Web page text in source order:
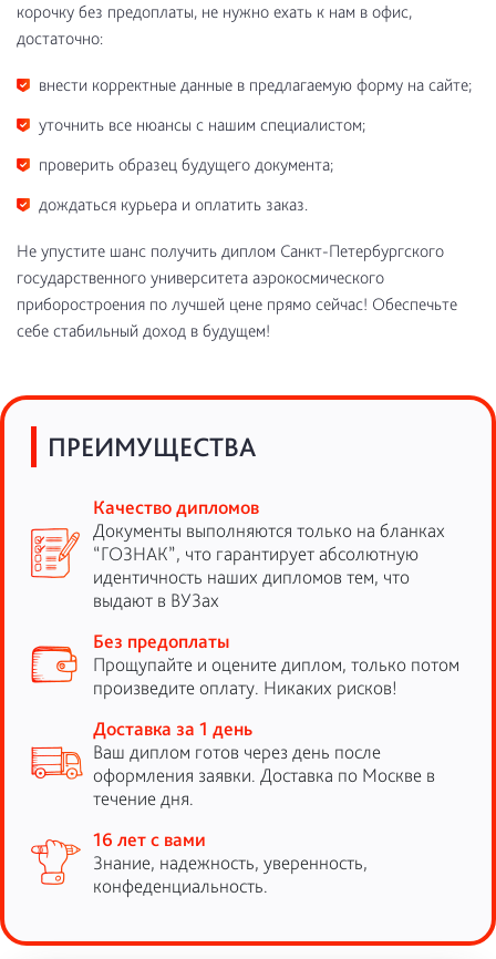
корочку без предоплаты, не нужно ехать к нам в офис,
достаточно:
внести корректные данные в предлагаемую форму на сайте;
уточнить все нюансы с нашим специалистом;
проверить образец будущего документа;
дождаться курьера и оплатить заказ.
Не упустите шанс получить диплом Санкт-Петербургского
государственного университета аэрокосмического
приборостроения по лучшей цене прямо сейчас! Обеспечьте
себе стабильный доход в будущем!
ПРЕИМУЩЕСТВА
Качество дипломов
Документы выполняются только на бланках
“ГОЗНАК”, что гарантирует абсолютную
идентичность наших дипломов тем, что
выдают в ВУЗах
Без предоплаты
Прощупайте и оцените диплом, только потом
произведите оплату. Никаких рисков!
Доставка за 1 день
Ваш диплом готов через день после
оформления заявки. Доставка по Москве в
течение дня.
16 лет с вами
Знание, надежность, уверенность,
конфеденциальность.